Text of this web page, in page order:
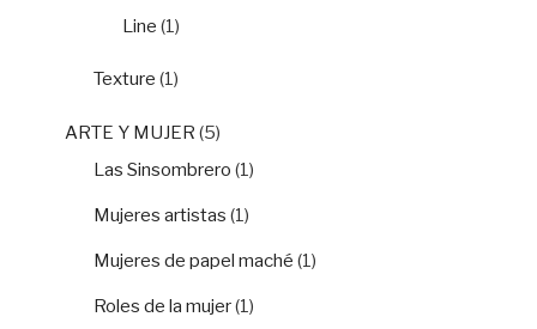
Line (1)
Texture (1)
ARTE Y MUJER (5)
Las Sinsombrero (1)
Mujeres artistas (1)
Mujeres de papel maché (1)
Roles de la mujer(1)